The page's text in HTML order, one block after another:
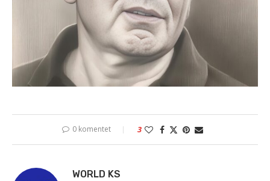
0 komentet 3
WORLD KS